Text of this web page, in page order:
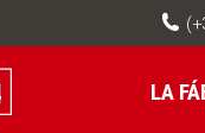
LA